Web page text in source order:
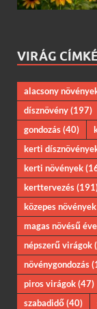
VIRÁG
alacsony
dísznövény(197)
gondozás(40)
kerti
kerti növények
kerttervezés
közepes növények
magas növésű
népszerű virágok
növénygondozás
piros virágok(47)
szabadidő(40)